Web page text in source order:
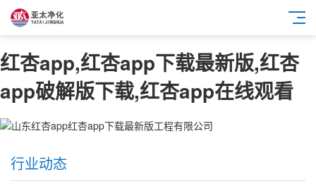
红杏app,红杏app下载最新版,红杏
app破解版下载,红杏app在线观看
行业动态